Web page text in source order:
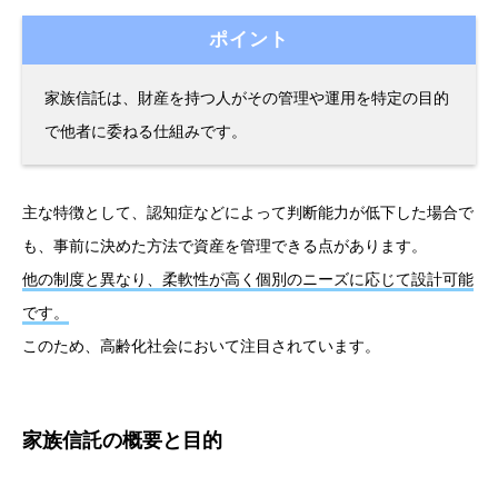
ポイント
家族信託は、財産を持つ人がその管理や運用を特定の目的
で他者に委ねる仕組みです。
主な特徴として、認知症などによって判断能力が低下した場合で
も、事前に決めた方法で資産を管理できる点があります。
他の制度と異なり、柔軟性が高く個別のニーズに応じて設計可能
です。
このため、高齢化社会において注目されています。
家族信託の概要と目的